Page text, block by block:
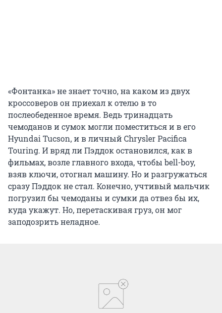
«Фонтанка» не знает точно, на каком из двух
кроссоверов он приехал к отелю в то
послеобеденное время. Ведь тринадцать
чемоданов и сумок могли поместиться и в его
Hyundai Tucson, и в личный Chrysler Pacifica
Touring. И вряд ли Пэддок остановился, как в
фильмах, возле главного входа, чтобы bell-boy,
взяв ключи, отогнал машину. Но и разгружаться
сразу Пэддок не стал. Конечно, учтивый мальчик
погрузил бы чемоданы и сумки да отвез бы их,
куда укажут. Но, перетаскивая груз, он мог
заподозрить неладное.